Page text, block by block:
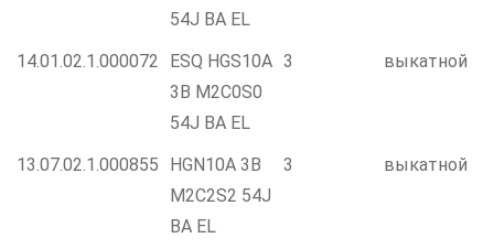
54J BA EL
14.01.02.1.000072
ESQ HGS10A
3B M2C0S0
54J BA EL
3 выкатной
13.07.02.1.000855
HGN10A 3B
M2C2S2 54J
BA EL
3 выкатной